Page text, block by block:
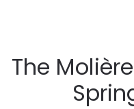
The